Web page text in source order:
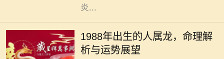
炎...
1988年出生的人属龙，命理解
析与运势展望
在中华文化中，生肖是一个重要的传
统概念，每一个生肖都蕴含着独特的
性格特征和命理意义。1988年出生的
人，生肖属龙。龙作为十二生肖之